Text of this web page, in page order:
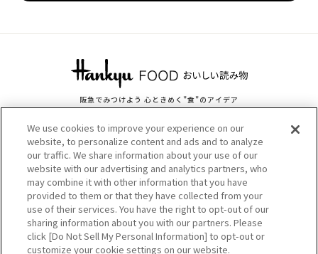
阪急でみつけよう 心ときめく"食"のアイデア
HANKYU FOOD おいしい読み物TOP
ニュース＆イベント
スイーツ＆グルメ
ライフスタイル＆ヘルス
法人・地方自治体の皆さま
メディア掲載のお問い合わせ
We use cookies to improve your experience on our
website, to personalize content and ads and to analyze
our traffic. We share information about your use of our
website with our advertising and analytics partners, who
may combine it with other information that you have
provided to them or that they have collected from your
use of their services. You have the right to opt-out of our
sharing information about you with our partners. Please
click [Do Not Sell My Personal Information] to opt-out or
customize your cookie settings on our website.